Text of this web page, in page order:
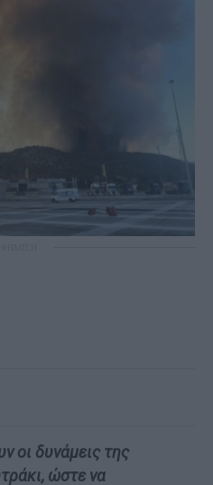
οι δυνάμεις της
ώστε να